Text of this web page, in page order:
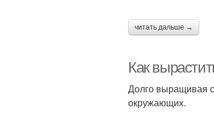
читать дальше →
Как
Долго выращивая
окружающих.